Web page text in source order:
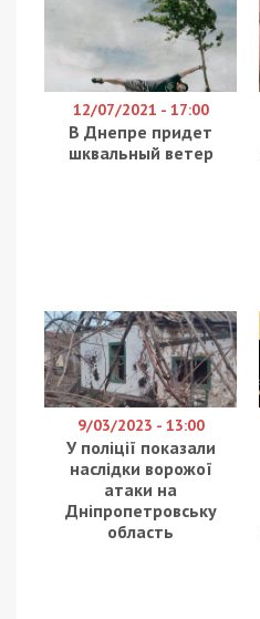
12/07/2021 - 17:00
В Днепре придет
шквальный ветер
9/03/2023 - 13:00
У поліції показали
наслідки ворожої
атаки на
Дніпропетровську
область